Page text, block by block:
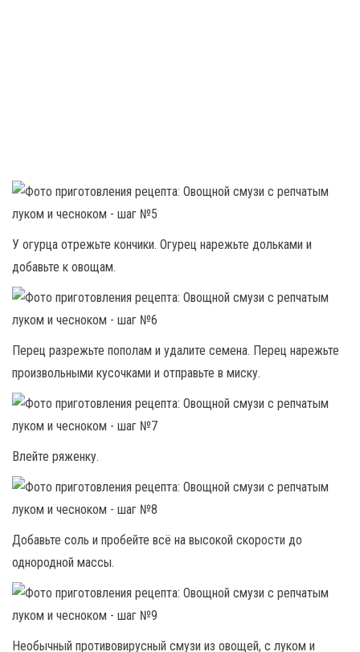
У огурца отрежьте кончики. Огурец нарежьте дольками и
добавьте к овощам.
Перец разрежьте пополам и удалите семена. Перец нарежьте
произвольными кусочками и отправьте в миску.
Влейте ряженку.
Добавьте соль и пробейте всё на высокой скорости до
однородной массы.
Необычный противовирусный смузи из овощей, с луком и